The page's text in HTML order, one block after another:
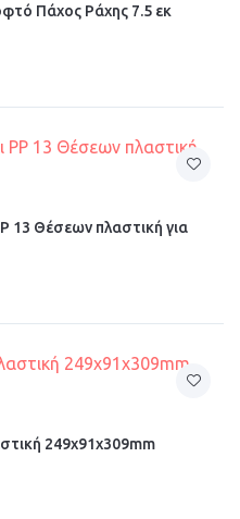
Πάχος Ράχης 7.5 εκ
13 Θέσεων πλαστική για
249x91x309mm